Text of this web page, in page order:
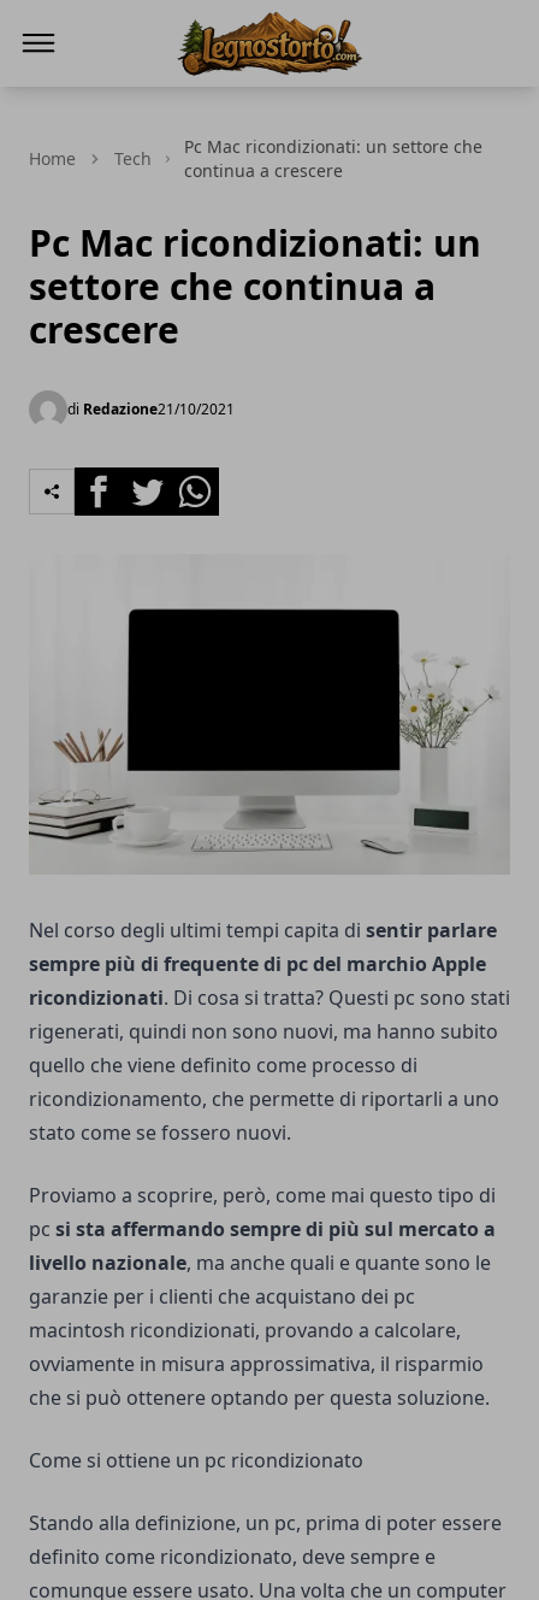
Home Tech
Pc Mac ricondizionati: un settore che
continua a crescere
Pc Mac ricondizionati: un
settore che continua a
crescere
di Redazione21/10/2021
FacebookTwitterWhatsapp
Nel corso degli ultimi tempi capita di sentir parlare
sempre più di frequente di pc del marchio Apple
ricondizionati. Di cosa si tratta? Questi pc sono stati
rigenerati, quindi non sono nuovi, ma hanno subito
quello che viene definito come processo di
ricondizionamento, che permette di riportarli a uno
stato come se fossero nuovi.
Proviamo a scoprire, però, come mai questo tipo di
pc si sta affermando sempre di più sul mercato a
livello nazionale, ma anche quali e quante sono le
garanzie per i clienti che acquistano dei pc
macintosh ricondizionati, provando a calcolare,
ovviamente in misura approssimativa, il risparmio
che si può ottenere optando per questa soluzione.
Come si ottiene un pc ricondizionato
Stando alla definizione, un pc, prima di poter essere
definito come ricondizionato, deve sempre e
comunque essere usato. Una volta che un computer